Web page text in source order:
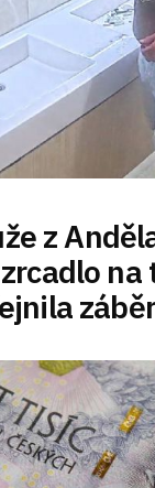
z
na